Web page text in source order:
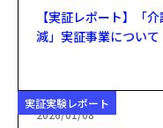
【実証レポート】「
減」実証事業について
実証実験レポート
2026/01/08